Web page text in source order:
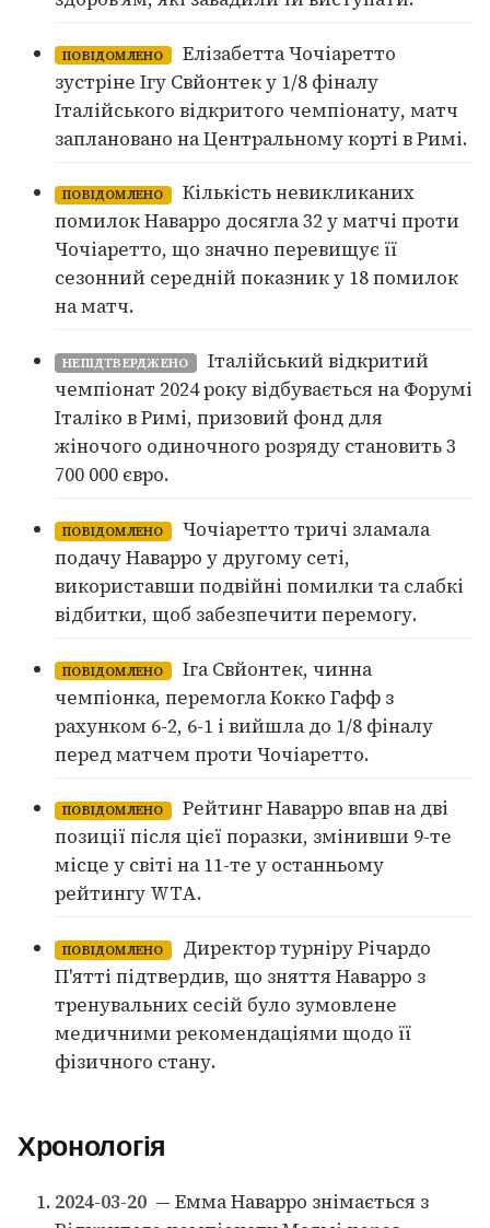
ПОВІДОМЛЕНО
Елізабетта Чочіаретто
зустріне Ігу Свйонтек у 1/8 фіналу
Італійського відкритого чемпіонату, матч
заплановано на Центральному корті в Римі.
ПОВІДОМЛЕНО
Кількість невикликаних
помилок Наварро досягла 32 у матчі проти
Чочіаретто, що значно перевищує її
сезонний середній показник у 18 помилок
на матч.
НЕПІДТВЕРДЖЕНО
Італійський відкритий
чемпіонат 2024 року відбувається на Форумі
Італіко в Римі, призовий фонд для
жіночого одиночного розряду становить 3
700 000 євро.
ПОВІДОМЛЕНО
Чочіаретто тричі зламала
подачу Наварро у другому сеті,
використавши подвійні помилки та слабкі
відбитки, щоб забезпечити перемогу.
ПОВІДОМЛЕНО
Іга Свйонтек, чинна
чемпіонка, перемогла Кокко Гафф з
рахунком 6-2, 6-1 і вийшла до 1/8 фіналу
перед матчем проти Чочіаретто.
ПОВІДОМЛЕНО
Рейтинг Наварро впав на дві
позиції після цієї поразки, змінивши 9-те
місце у світі на 11-те у останньому
рейтингу WTA.
ПОВІДОМЛЕНО
Директор турніру Річардо
П'ятті підтвердив, що зняття Наварро з
тренувальних сесій було зумовлене
медичними рекомендаціями щодо її
фізичного стану.
Хронологія
2024-03-20 — Емма Наварро знімається з